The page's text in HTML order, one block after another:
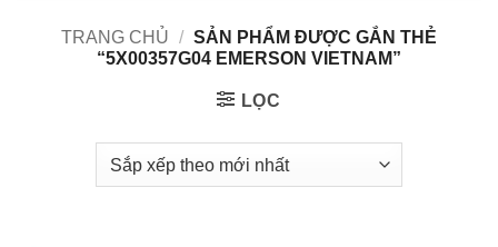
TRANG CHỦ / SẢN PHẨM ĐƯỢC GẮN THẺ
“5X00357G04 EMERSON VIETNAM”
LỌC